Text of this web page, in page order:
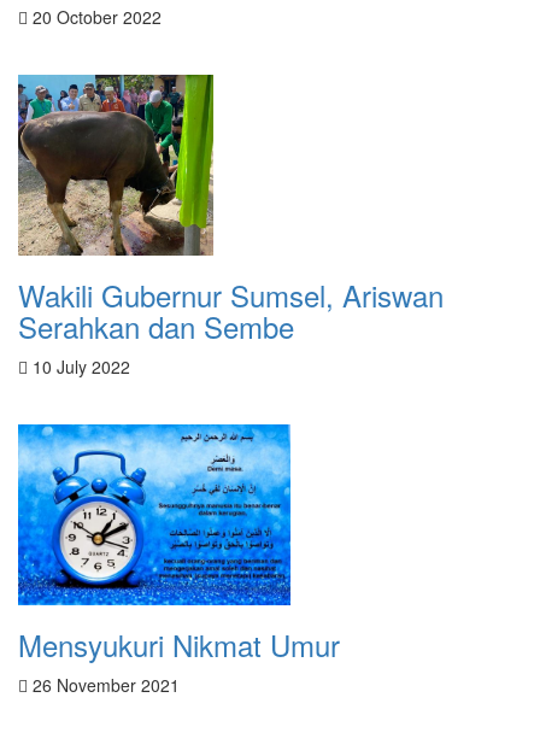
20 October 2022
Wakili Gubernur Sumsel, Ariswan
Serahkan dan Sembe
10 July 2022
Mensyukuri Nikmat Umur
26 November 2021